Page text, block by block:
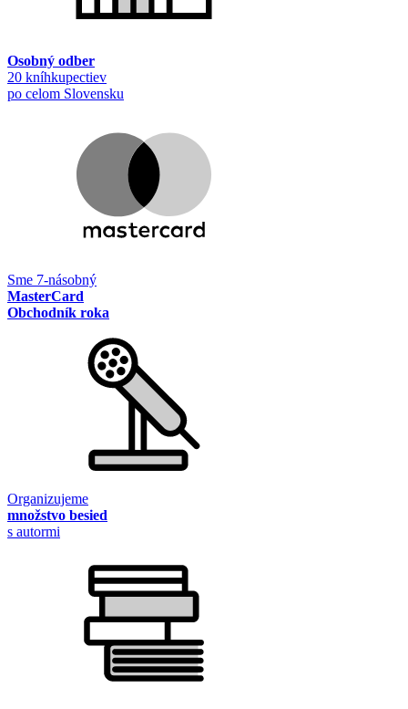
Osobný odber
20 kníhkupectiev
po celom Slovensku
Sme 7-násobný
MasterCard
Obchodník roka
Organizujeme
množstvo besied
s autormi